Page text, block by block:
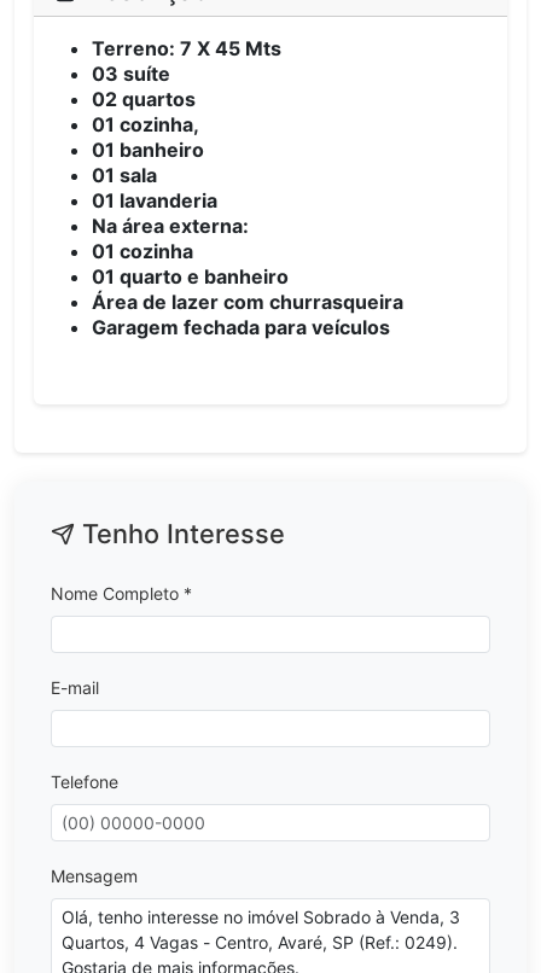
Terreno: 7 X 45 Mts
03 suíte
02 quartos
01 cozinha,
01 banheiro
01 sala
01 lavanderia
Na área externa:
01 cozinha
01 quarto e banheiro
Área de lazer com churrasqueira
Garagem fechada para veículos
Tenho Interesse
Nome Completo *
E-mail
Telefone
Mensagem